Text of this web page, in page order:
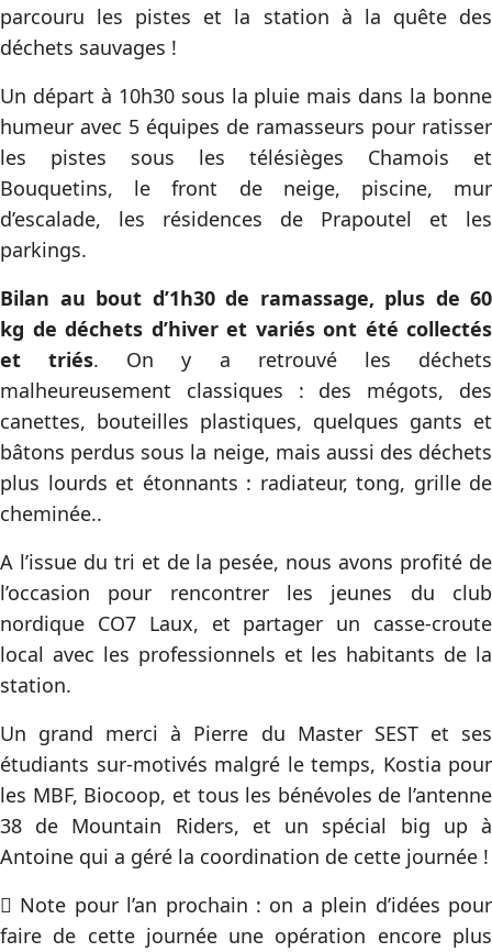
parcouru les pistes et la station à la quête des
déchets sauvages !
Un départ à 10h30 sous la pluie mais dans la bonne
humeur avec 5 équipes de ramasseurs pour ratisser
les pistes sous les télésièges Chamois et
Bouquetins, le front de neige, piscine, mur
d’escalade, les résidences de Prapoutel et les
parkings.
Bilan au bout d’1h30 de ramassage, plus de 60
kg de déchets d’hiver et variés ont été collectés
et triés. On y a retrouvé les déchets
malheureusement classiques : des mégots, des
canettes, bouteilles plastiques, quelques gants et
bâtons perdus sous la neige, mais aussi des déchets
plus lourds et étonnants : radiateur, tong, grille de
cheminée..
A l’issue du tri et de la pesée, nous avons profité de
l’occasion pour rencontrer les jeunes du club
nordique CO7 Laux, et partager un casse-croute
local avec les professionnels et les habitants de la
station.
Un grand merci à Pierre du Master SEST et ses
étudiants sur-motivés malgré le temps, Kostia pour
les MBF, Biocoop, et tous les bénévoles de l’antenne
38 de Mountain Riders, et un spécial big up à
Antoine qui a géré la coordination de cette journée !
 Note pour l’an prochain : on a plein d’idées pour
faire de cette journée une opération encore plus